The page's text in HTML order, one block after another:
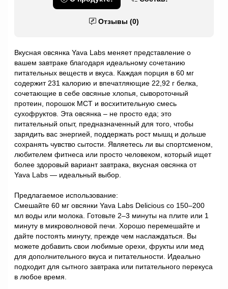
Отзывы (0)
Вкусная овсянка Yava Labs меняет представление о
вашем завтраке благодаря идеальному сочетанию
питательных веществ и вкуса. Каждая порция в 60 мг
содержит 231 калорию и впечатляющие 22,92 г белка,
сочетающие в себе овсяные хлопья, сывороточный
протеин, порошок МСТ и восхитительную смесь
сухофруктов. Эта овсянка – не просто еда; это
питательный опыт, предназначенный для того, чтобы
зарядить вас энергией, поддержать рост мышц и дольше
сохранять чувство сытости. Являетесь ли вы спортсменом,
любителем фитнеса или просто человеком, который ищет
более здоровый вариант завтрака, вкусная овсянка от
Yava Labs — идеальный выбор.
Предлагаемое использование:
Смешайте 60 мг овсянки Yava Labs Delicious со 150–200
мл воды или молока. Готовьте 2–3 минуты на плите или 1
минуту в микроволновой печи. Хорошо перемешайте и
дайте постоять минуту, прежде чем наслаждаться. Вы
можете добавить свои любимые орехи, фрукты или мед
для дополнительного вкуса и питательности. Идеально
подходит для сытного завтрака или питательного перекуса
в любое время.